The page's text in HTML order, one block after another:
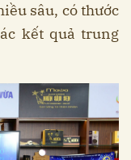
sâu, có thước
kết quả trung